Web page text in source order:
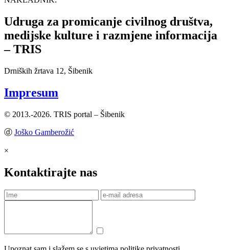
Udruga za promicanje civilnog društva,
medijske kulture i razmjene informacija
– TRIS
Drniških žrtava 12, Šibenik
Impresum
© 2013.-2026. TRIS portal – Šibenik
ⓓ Joško Gamberožić
×
Kontaktirajte nas